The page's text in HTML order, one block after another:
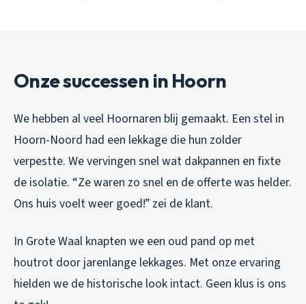
Onze successen in Hoorn
We hebben al veel Hoornaren blij gemaakt. Een stel in
Hoorn-Noord had een lekkage die hun zolder
verpestte. We vervingen snel wat dakpannen en fixte
de isolatie. “Ze waren zo snel en de offerte was helder.
Ons huis voelt weer goed!” zei de klant.
In Grote Waal knapten we een oud pand op met
houtrot door jarenlange lekkages. Met onze ervaring
hielden we de historische look intact. Geen klus is ons